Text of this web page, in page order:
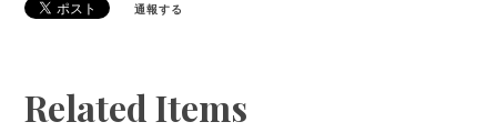
通報する
Related Items